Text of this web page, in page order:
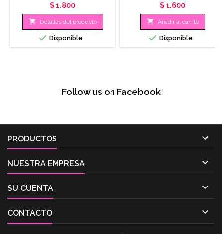
Precio
$ 1.800
 Detalles del producto
 Disponible
Precio
$ 1.600
 Añadir al carrito
 Disponible
Follow us on Facebook
PRODUCTOS 
NUESTRA EMPRESA 
SU CUENTA 
CONTACTO 